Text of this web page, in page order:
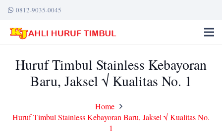
0812-9035-0045
Huruf Timbul Stainless Kebayoran
Baru, Jaksel √ Kualitas No. 1
Home
Huruf Timbul Stainless Kebayoran Baru, Jaksel √ Kualitas No.
1